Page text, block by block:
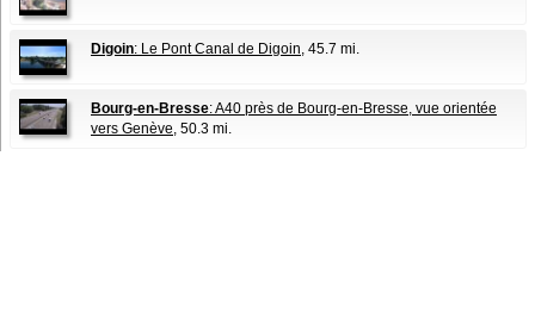
Digoin: Le Pont Canal de Digoin, 45.7 mi.
Bourg-en-Bresse: A40 près de Bourg-en-Bresse, vue orientée
vers Genève, 50.3 mi.